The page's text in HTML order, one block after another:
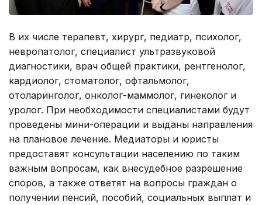
В их числе терапевт, хирург, педиатр, психолог,
невропатолог, специалист ультразвуковой
диагностики, врач общей практики, рентгенолог,
кардиолог, стоматолог, офтальмолог,
отоларинголог, онколог-маммолог, гинеколог и
уролог. При необходимости специалистами будут
проведены мини-операции и выданы направления
на плановое лечение. Медиаторы и юристы
предоставят консультации населению по таким
важным вопросам, как внесудебное разрешение
споров, а также ответят на вопросы граждан о
получении пенсий, пособий, социальных выплат и